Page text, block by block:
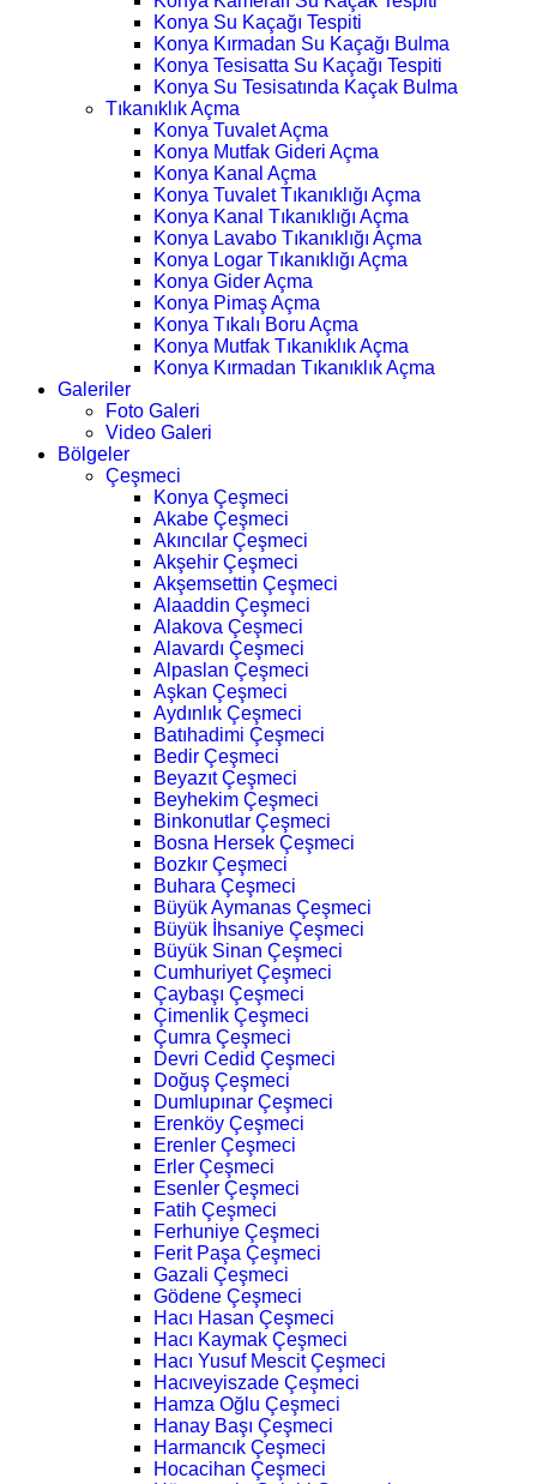
Konya Su Kaçağı Tespiti
Konya Kırmadan Su Kaçağı Bulma
Konya Tesisatta Su Kaçağı Tespiti
Konya Su Tesisatında Kaçak Bulma
Tıkanıklık Açma
Konya Tuvalet Açma
Konya Mutfak Gideri Açma
Konya Kanal Açma
Konya Tuvalet Tıkanıklığı Açma
Konya Kanal Tıkanıklığı Açma
Konya Lavabo Tıkanıklığı Açma
Konya Logar Tıkanıklığı Açma
Konya Gider Açma
Konya Pimaş Açma
Konya Tıkalı Boru Açma
Konya Mutfak Tıkanıklık Açma
Konya Kırmadan Tıkanıklık Açma
Galeriler
Foto Galeri
Video Galeri
Bölgeler
Çeşmeci
Konya Çeşmeci
Akabe Çeşmeci
Akıncılar Çeşmeci
Akşehir Çeşmeci
Akşemsettin Çeşmeci
Alaaddin Çeşmeci
Alakova Çeşmeci
Alavardı Çeşmeci
Alpaslan Çeşmeci
Aşkan Çeşmeci
Aydınlık Çeşmeci
Batıhadimi Çeşmeci
Bedir Çeşmeci
Beyazıt Çeşmeci
Beyhekim Çeşmeci
Binkonutlar Çeşmeci
Bosna Hersek Çeşmeci
Bozkır Çeşmeci
Buhara Çeşmeci
Büyük Aymanas Çeşmeci
Büyük İhsaniye Çeşmeci
Büyük Sinan Çeşmeci
Cumhuriyet Çeşmeci
Çaybaşı Çeşmeci
Çimenlik Çeşmeci
Çumra Çeşmeci
Devri Cedid Çeşmeci
Doğuş Çeşmeci
Dumlupınar Çeşmeci
Erenköy Çeşmeci
Erenler Çeşmeci
Erler Çeşmeci
Esenler Çeşmeci
Fatih Çeşmeci
Ferhuniye Çeşmeci
Ferit Paşa Çeşmeci
Gazali Çeşmeci
Gödene Çeşmeci
Hacı Hasan Çeşmeci
Hacı Kaymak Çeşmeci
Hacı Yusuf Mescit Çeşmeci
Hacıveyiszade Çeşmeci
Hamza Oğlu Çeşmeci
Hanay Başı Çeşmeci
Harmancık Çeşmeci
Hocacihan Çeşmeci